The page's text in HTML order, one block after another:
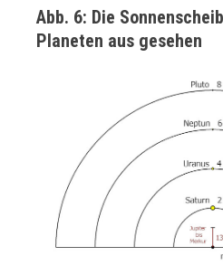
Abb. 6: Die
Planeten aus gesehen